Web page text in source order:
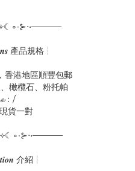
產品規格┆
香港地區順豐包郵
、橄欖石、粉托帕
：/
貨一對
介紹┆